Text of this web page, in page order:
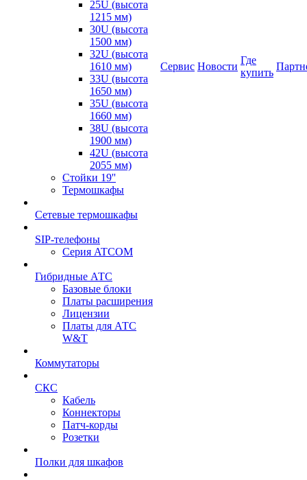
25U (высота
1215 мм)
30U (высота
1500 мм)
32U (высота
1610 мм)
33U (высота
1650 мм)
35U (высота
1660 мм)
38U (высота
1900 мм)
42U (высота
2055 мм)
Стойки 19''
Термошкафы
Сетевые термошкафы
SIP-телефоны
Серия ATCOM
Гибридные АТС
Базовые блоки
Платы расширения
Лицензии
Платы для АТС
W&T
Коммутаторы
СКС
Кабель
Коннекторы
Патч-корды
Розетки
Полки для шкафов
Сервис Новости
Где
купить